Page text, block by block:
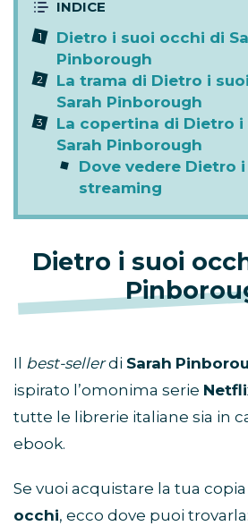
Dietro i suoi occhi di
Pinborough
La trama di Dietro i
Sarah Pinborough
La copertina di Dietro
Sarah Pinborough
Dove vedere Dietro
streaming
Dietro i suoi
Il best-sellerdi Sarah
ispirato l’omonima serie
tutte le librerie italiane sia in
ebook.
Se vuoi acquistare la tua
occhi, ecco dove puoi trovarla: